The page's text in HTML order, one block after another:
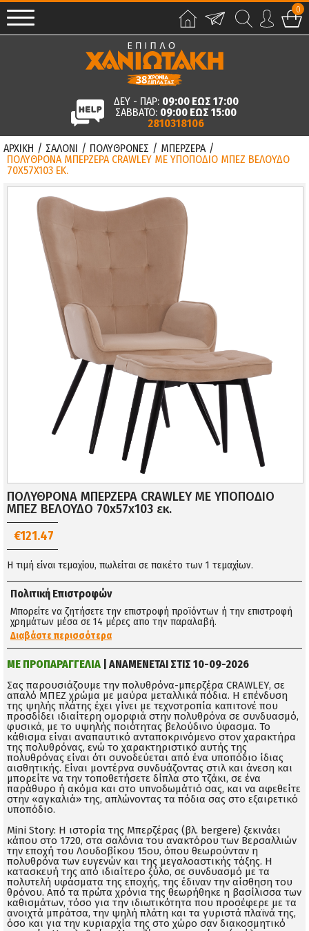
0
ΔΕΥ - ΠΑΡ: 09:00 ΕΩΣ 17:00
ΣΑΒΒΑΤΟ: 09:00 ΕΩΣ 15:00
2810318106
ΑΡΧΙΚΗ / ΣΑΛΟΝΙ / ΠΟΛΥΘΡΟΝΕΣ / ΜΠΕΡΖΕΡΑ /
ΠΟΛΥΘΡΟΝΑ ΜΠΕΡΖΕΡΑ CRAWLEY ΜΕ ΥΠΟΠΟΔΙΟ ΜΠΕΖ ΒΕΛΟΥΔΟ
70X57X103 ΕΚ.
ΠΟΛΥΘΡΟΝΑ ΜΠΕΡΖΕΡΑ CRAWLEY ΜΕ ΥΠΟΠΟΔΙΟ
ΜΠΕΖ ΒΕΛΟΥΔΟ 70x57x103 εκ.
€121.47
Η τιμή είναι τεμαχίου, πωλείται σε πακέτο των 1 τεμαχίων.
Πολιτική Επιστροφών
Μπορείτε να ζητήσετε την επιστροφή προϊόντων ή την επιστροφή
χρημάτων μέσα σε 14 μέρες απο την παραλαβή.
Διαβάστε περισσότερα
ΜΕ ΠΡΟΠΑΡΑΓΓΕΛΙΑ | ΑΝΑΜΕΝΕΤΑΙ ΣΤΙΣ 10-09-2026
Σας παρουσιάζουμε την πολυθρόνα-μπερζέρα CRAWLEY, σε
απαλό ΜΠΕΖ χρώμα με μαύρα μεταλλικά πόδια. Η επένδυση
της ψηλής πλάτης έχει γίνει με τεχνοτροπία καπιτονέ που
προσδίδει ιδιαίτερη ομορφιά στην πολυθρόνα σε συνδυασμό,
φυσικά, με το υψηλής ποιότητας βελούδινο ύφασμα. Το
κάθισμα είναι αναπαυτικό ανταποκρινόμενο στον χαρακτήρα
της πολυθρόνας, ενώ το χαρακτηριστικό αυτής της
πολυθρόνας είναι ότι συνοδεύεται από ένα υποπόδιο ίδιας
αισθητικής. Είναι μοντέρνα συνδυάζοντας στιλ και άνεση και
μπορείτε να την τοποθετήσετε δίπλα στο τζάκι, σε ένα
παράθυρο ή ακόμα και στο υπνοδωμάτιό σας, και να αφεθείτε
στην «αγκαλιά» της, απλώνοντας τα πόδια σας στο εξαιρετικό
υποπόδιο.
Mini Story: Η ιστορία της Μπερζέρας (βλ. bergere) ξεκινάει
κάπου στο 1720, στα σαλόνια του ανακτόρου των Βερσαλλιών
την εποχή του Λουδοβίκου 15ου, όπου θεωρούνταν η
πολυθρόνα των ευγενών και της μεγαλοαστικής τάξης. Η
κατασκευή της από ιδιαίτερο ξύλο, σε συνδυασμό με τα
πολυτελή υφάσματα της εποχής, της έδιναν την αίσθηση του
θρόνου. Από τα πρώτα χρόνια της θεωρήθηκε η βασίλισσα των
καθισμάτων, τόσο για την ιδιωτικότητα που προσέφερε με τα
ανοιχτά μπράτσα, την ψηλή πλάτη και τα γυριστά πλαϊνά της,
όσο και για την κυριαρχία της στο χώρο σαν διακοσμητικό